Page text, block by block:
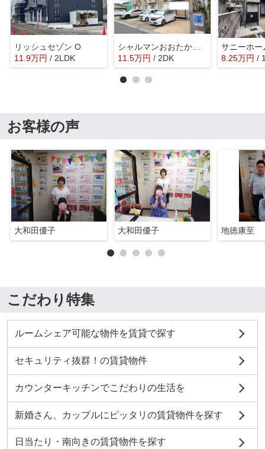
リッシュセゾン O
11.9万円 / 2LDK
シャルマンおおたかの森
11.5万円 / 2DK
サニーホ
8.25万円 /
お客様の声
大和田優子 大和田優子 地徳康至
こだわり特集
ルームシェア可能な物件を賃貸で探す
セキュリティ抜群！の賃貸物件
カウンターキッチンでこだわりの生活を
新婚さん、カップルにピッタリの賃貸物件を探す
日当たり・南向きの賃貸物件を探す